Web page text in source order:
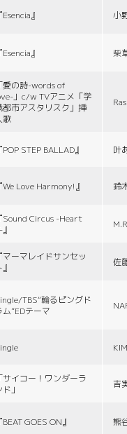
Esencia』 小
Esencia』 柴
「愛の詩-words of
」c/w TVアニメ「学
都市アスタリスク」挿
歌
POP STEP BALLAD』 叶
We Love Harmony!』 鈴
Sound Circus -Heart
マーマレイドサンセッ
佐
TBS“輪るピングド
ム”EDテーマ
「サイコー！ワンダーラ
ド」
吉
BEAT GOES ON』 熊